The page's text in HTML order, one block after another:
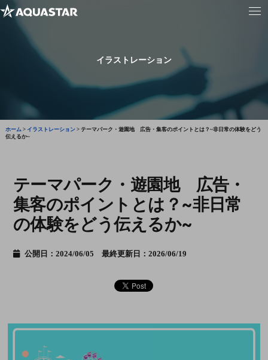
イラストレーション
ホーム> イラストレーション> テーマパーク・遊園地 広告・集客のポイントとは？~非日常の体験をどう
伝えるか~
テーマパーク・遊園地 広告・
集客のポイントとは？~非日常
の体験をどう伝えるか~
公開日：2024/06/05 最終更新日：2026/06/19